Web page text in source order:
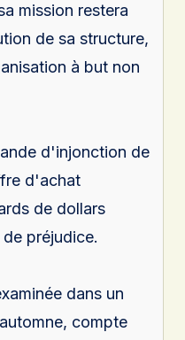
mission restera
de sa structure,
à but non
d'injonction de
d'achat
de dollars
préjudice.
dans un
compte